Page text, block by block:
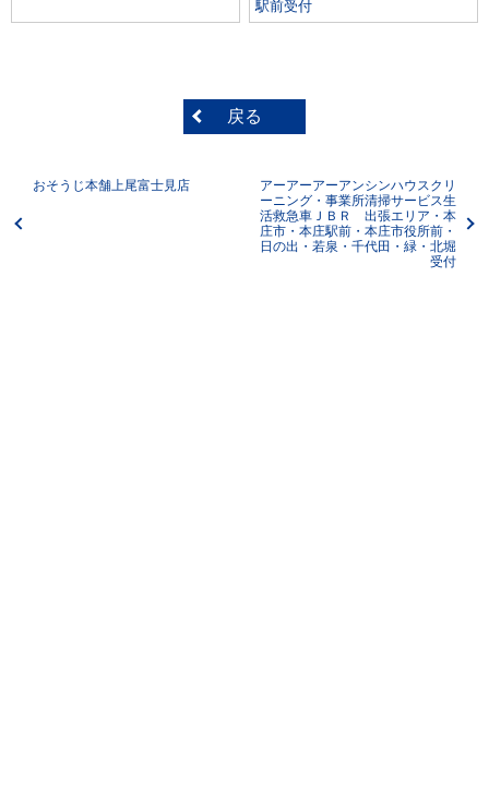
駅前受付
戻る
おそうじ本舗上尾富士見店
アーアーアーアンシンハウスクリ
ーニング・事業所清掃サービス生
活救急車ＪＢＲ 出張エリア・本
庄市・本庄駅前・本庄市役所前・
日の出・若泉・千代田・緑・北堀
受付